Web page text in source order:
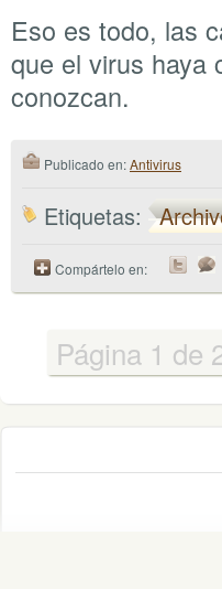
Eso es todo, las
que el virus haya
conozcan.
Publicado en:Antivirus
Etiquetas:
Compártelo en:
Página 1 de